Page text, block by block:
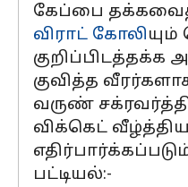
கேப்பை
விராட் கோலி
குவித்த
வருண்
விக்கெட்
பட்டியல்:-